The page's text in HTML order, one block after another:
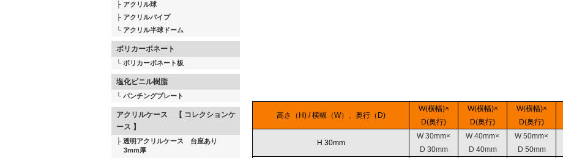
アクリル球
アクリルパイプ
アクリル半球ドーム
ポリカーボネート
ポリカーボネート板
塩化ビニル樹脂
パンチングプレート
アクリルケース 【 コレクションケ
ース 】
透明アクリルケース 台座あり
3mm厚
高さ（H) / 横幅（W）、奥行（D)
W(横幅)×
D(奥行)
W(横幅)×
D(奥行)
W(横幅)×
D(奥行)
H 30mm
W 30mm×
D 30mm
W 40mm×
D 40mm
W 50mm×
D 50mm